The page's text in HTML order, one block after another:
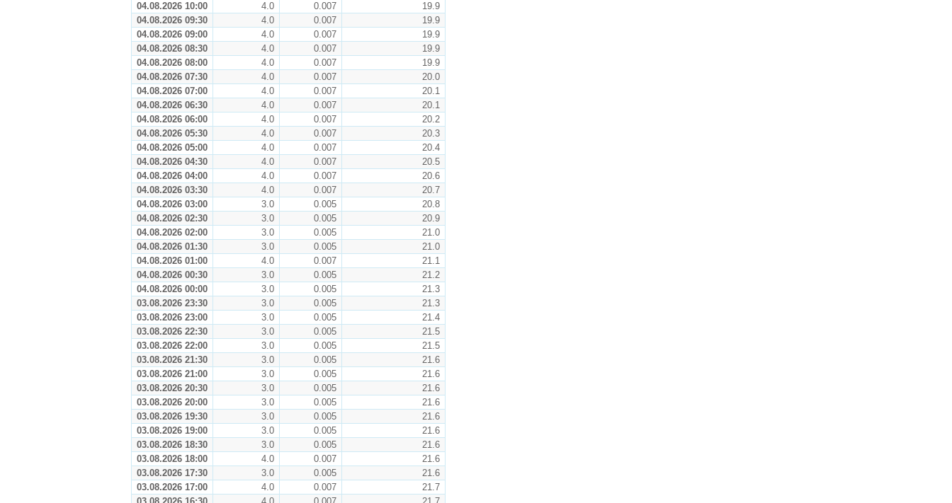
04.08.2026 10:00
4.0 0.007
19.9
04.08.2026 09:30
4.0 0.007
19.9
04.08.2026 09:00
4.0 0.007
19.9
04.08.2026 08:30
4.0 0.007
19.9
04.08.2026 08:00
4.0 0.007
19.9
04.08.2026 07:30
4.0 0.007
20.0
04.08.2026 07:00
4.0 0.007
20.1
04.08.2026 06:30
4.0 0.007
20.1
04.08.2026 06:00
4.0 0.007
20.2
04.08.2026 05:30
4.0 0.007
20.3
04.08.2026 05:00
4.0 0.007
20.4
04.08.2026 04:30
4.0 0.007
20.5
04.08.2026 04:00
4.0 0.007
20.6
04.08.2026 03:30
4.0 0.007
20.7
04.08.2026 03:00
3.0 0.005
20.8
04.08.2026 02:30
3.0 0.005
20.9
04.08.2026 02:00
3.0 0.005
21.0
04.08.2026 01:30
3.0 0.005
21.0
04.08.2026 01:00
4.0 0.007
21.1
04.08.2026 00:30
3.0 0.005
21.2
04.08.2026 00:00
3.0 0.005
21.3
03.08.2026 23:30
3.0 0.005
21.3
03.08.2026 23:00
3.0 0.005
21.4
03.08.2026 22:30
3.0 0.005
21.5
03.08.2026 22:00
3.0 0.005
21.5
03.08.2026 21:30
3.0 0.005
21.6
03.08.2026 21:00
3.0 0.005
21.6
03.08.2026 20:30
3.0 0.005
21.6
03.08.2026 20:00
3.0 0.005
21.6
03.08.2026 19:30
3.0 0.005
21.6
03.08.2026 19:00
3.0 0.005
21.6
03.08.2026 18:30
3.0 0.005
21.6
03.08.2026 18:00
4.0 0.007
21.6
03.08.2026 17:30
3.0 0.005
21.6
03.08.2026 17:00
4.0 0.007
21.7